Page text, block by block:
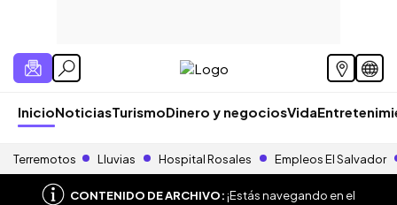
InicioNoticiasTurismoDinero y negociosVida
Terremotos Lluvias Hospital Rosales Empleos El Salvador
CONTENIDO DE ARCHIVO:¡Estás navegando en el